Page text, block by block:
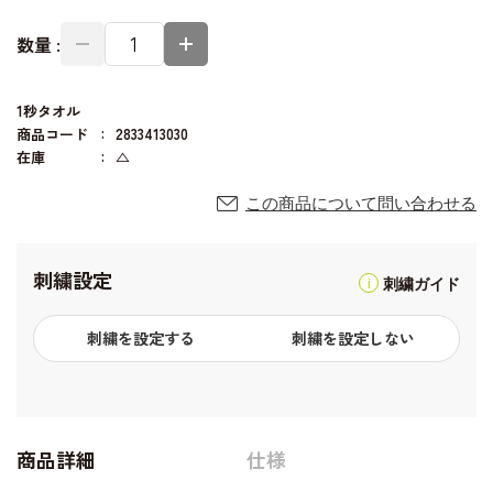
数量 :
1秒タオル
商品コード
2833413030
在庫
△
この商品について問い合わせる
刺繍設定 刺繍ガイド
刺繍を設定する 刺繍を設定しない
商品詳細 仕様